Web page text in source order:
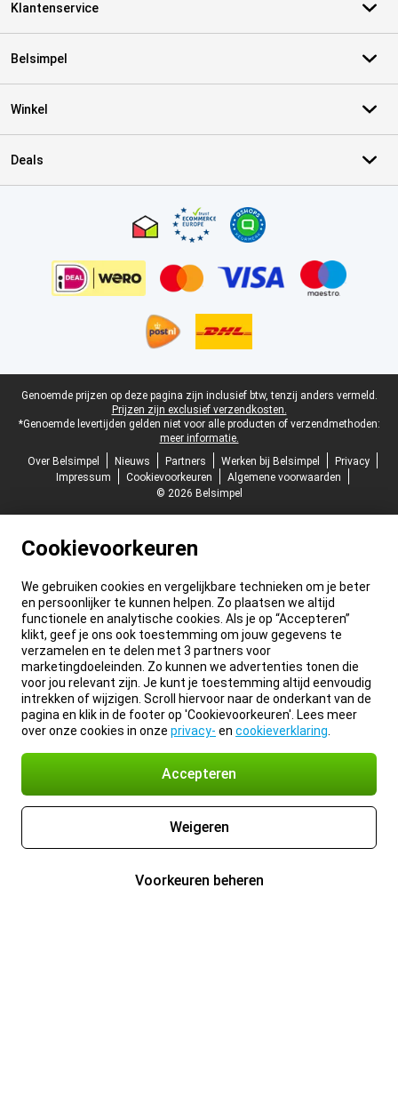
Klantenservice
Belsimpel
Winkel
Deals
Juridische voettekst
Genoemde prijzen op deze pagina zijn inclusief btw, tenzij anders vermeld.
Prijzen zijn exclusief verzendkosten.
*Genoemde levertijden gelden niet voor alle producten of verzendmethoden:
meer informatie.
Over Belsimpel
Nieuws Partners Werken bij Belsimpel
Privacy
Impressum
Cookievoorkeuren
Algemene voorwaarden
© 2026 Belsimpel
Cookievoorkeuren
We gebruiken cookies en vergelijkbare technieken om je beter
en persoonlijker te kunnen helpen. Zo plaatsen we altijd
functionele en analytische cookies. Als je op “Accepteren”
klikt, geef je ons ook toestemming om jouw gegevens te
verzamelen en te delen met 3 partners voor
marketingdoeleinden. Zo kunnen we advertenties tonen die
voor jou relevant zijn. Je kunt je toestemming altijd eenvoudig
intrekken of wijzigen. Scroll hiervoor naar de onderkant van de
pagina en klik in de footer op 'Cookievoorkeuren'. Lees meer
over onze cookies in onze privacy- en cookieverklaring
Accepteren
Weigeren
Voorkeuren beheren